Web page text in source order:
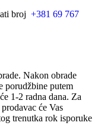
broj +381 69 767
Nakon obrade
porudžbine putem
1-2 radna dana. Za
će Vas
trenutka rok isporuke